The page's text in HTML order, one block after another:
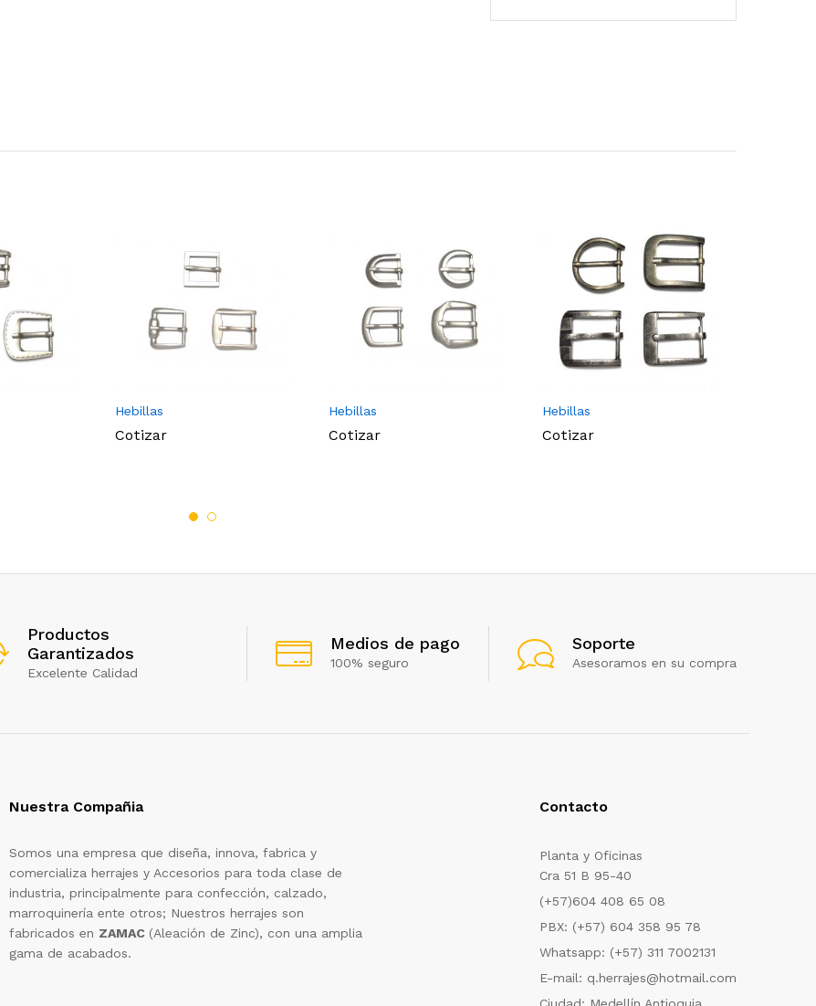
Hebillas
Cotizar
Hebillas
Cotizar
Hebillas
Cotizar
Productos
Garantizados
Excelente Calidad
Medios de pago
100% seguro
Soporte
Asesoramos en su compra
Nuestra Compañia
Somos una empresa que diseña, innova, fabrica y
comercializa herrajes y Accesorios para toda clase de
industria, principalmente para confección, calzado,
marroquinería ente otros; Nuestros herrajes son
fabricados en ZAMAC (Aleación de Zinc), con una amplia
gama de acabados.
Contacto
Planta y Oficinas
Cra 51 B 95-40
(+57)604 408 65 08
PBX: (+57) 604 358 95 78
Whatsapp: (+57) 311 7002131
E-mail: q.herrajes@hotmail.com